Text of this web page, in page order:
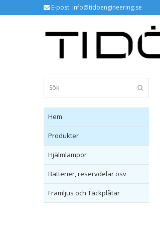
E-post: info@tidoengineering.se
Hem
Produkter
Hjälmlampor
Batterier, reservdelar osv
Framljus och Täckplåtar